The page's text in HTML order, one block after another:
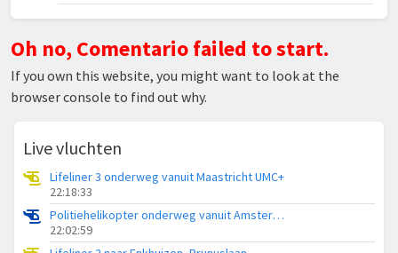
Oh no, Comentario failed to start.
If you own this website, you might want to look at the
browser console to find out why.
Live vluchten
Lifeliner 3 onderweg vanuit Maastricht UMC+
22:18:33
Politiehelikopter onderweg vanuit Amsterdam Vliegveld Schiphol
22:02:59